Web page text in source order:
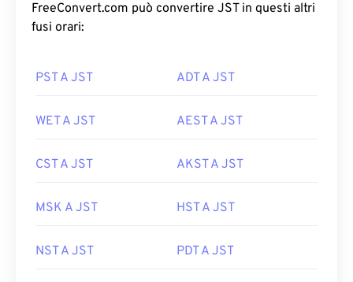
FreeConvert.com può convertire JST in questi altri
fusi orari:
PST A JST ADT A JST
WET A JST AEST A JST
CST A JST AKST A JST
MSK A JST HST A JST
NST A JST PDT A JST